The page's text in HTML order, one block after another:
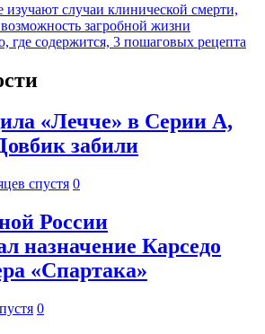
изучают случаи клинической смерти,
загробной жизни
где содержится, 3 пошаговых рецепта
«Лечче» в Серии А,
забили
спустя 0
России
назначение Карседо
«Спартака»
0